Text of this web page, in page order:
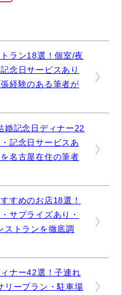
ラン18選！個室/夜
念日サービスあり
経験のある筆者が
婚記念日ディナー22
記念日サービスあ
名古屋在住の筆者
すめのお店18選！
サプライズあり・
ストランを徹底調
ナー42選！子連れ
リープラン・駐車場